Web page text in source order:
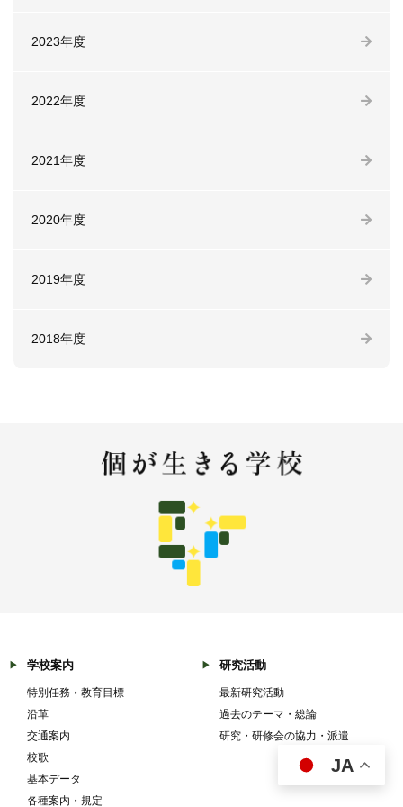
2023年度
2022年度
2021年度
2020年度
2019年度
2018年度
学校案内
特別任務・教育目標
沿革
交通案内
校歌
基本データ
各種案内・規定
研究活動
最新研究活動
過去のテーマ・総論
研究・研修会の協力・派遣
JA